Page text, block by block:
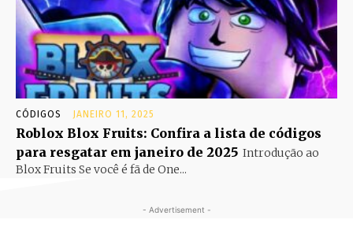
CÓDIGOS JANEIRO 11, 2025
Roblox Blox Fruits: Confira a lista de códigos
para resgatar em janeiro de 2025 Introdução ao
Blox Fruits Se você é fã de One...
- Advertisement -